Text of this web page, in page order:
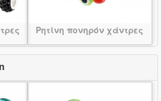
Ρητίνη πονηρόν χάντρες